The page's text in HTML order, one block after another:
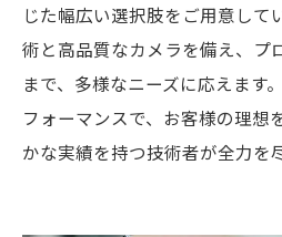
じた幅広い選択肢をご用意して
術と高品質なカメラを備え、プ
まで、多様なニーズに応えます
フォーマンスで、お客様の理想
かな実績を持つ技術者が全力を